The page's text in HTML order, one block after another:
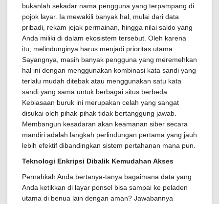
bukanlah sekadar nama pengguna yang terpampang di
pojok layar. Ia mewakili banyak hal, mulai dari data
pribadi, rekam jejak permainan, hingga nilai saldo yang
Anda miliki di dalam ekosistem tersebut. Oleh karena
itu, melindunginya harus menjadi prioritas utama.
Sayangnya, masih banyak pengguna yang meremehkan
hal ini dengan menggunakan kombinasi kata sandi yang
terlalu mudah ditebak atau menggunakan satu kata
sandi yang sama untuk berbagai situs berbeda.
Kebiasaan buruk ini merupakan celah yang sangat
disukai oleh pihak-pihak tidak bertanggung jawab.
Membangun kesadaran akan keamanan siber secara
mandiri adalah langkah perlindungan pertama yang jauh
lebih efektif dibandingkan sistem pertahanan mana pun.
Teknologi Enkripsi Dibalik Kemudahan Akses
Pernahkah Anda bertanya-tanya bagaimana data yang
Anda ketikkan di layar ponsel bisa sampai ke peladen
utama di benua lain dengan aman? Jawabannya